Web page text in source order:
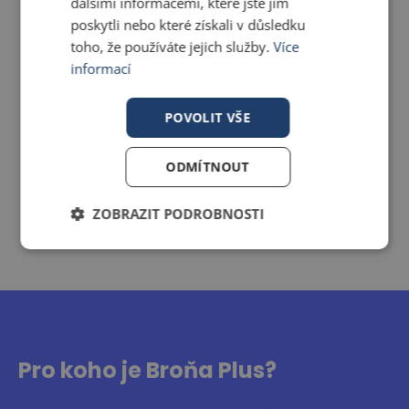
Pro koho je Broňa Plus?
poskytli nebo které získali v důsledku
toho, že používáte jejich služby.Více
informací
POVOLIT VŠE
ODMÍTNOUT
ZOBRAZIT PODROBNOSTI